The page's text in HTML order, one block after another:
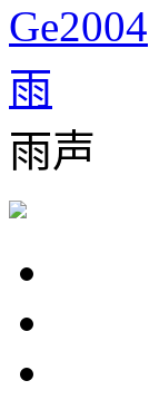
Ge2004
雨
雨声